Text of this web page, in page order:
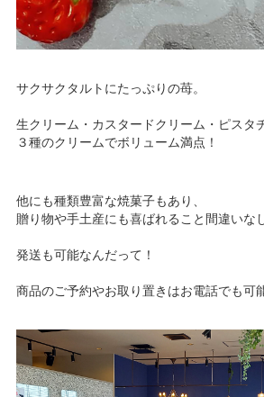
サクサクタルトにたっぷりの苺。
生クリーム・カスタードクリーム・ピスタ
３種のクリームでボリューム満点！
他にも種類豊富な焼菓子もあり、
贈り物や手土産にも喜ばれること間違いな
発送も可能なんだって！
商品のご予約やお取り置きはお電話でも可